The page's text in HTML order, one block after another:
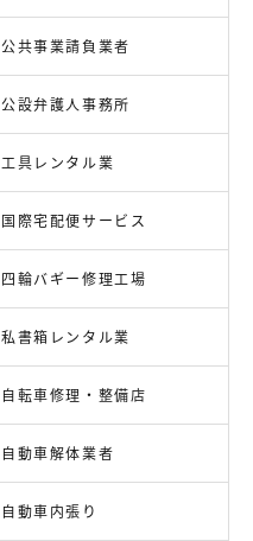
公共事業請負業者
公設弁護人事務所
工具レンタル業
国際宅配便サービス
四輪バギー修理工場
私書箱レンタル業
自転車修理・整備店
自動車解体業者
自動車内張り